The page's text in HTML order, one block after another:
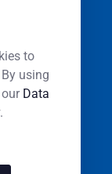
to
using
Data
.